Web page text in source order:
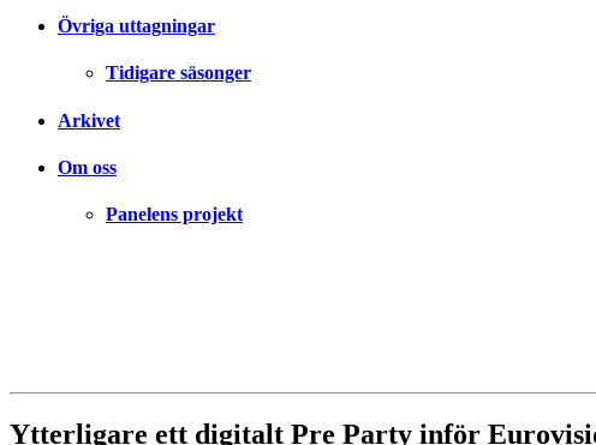
Övriga uttagningar
Tidigare säsonger
Arkivet
Om oss
Panelens projekt
Ytterligare ett digitalt Pre Party inför